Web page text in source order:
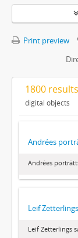
Print preview
1800
digital objects
Andrées
Andrées
Leif
Leif Zetterlings